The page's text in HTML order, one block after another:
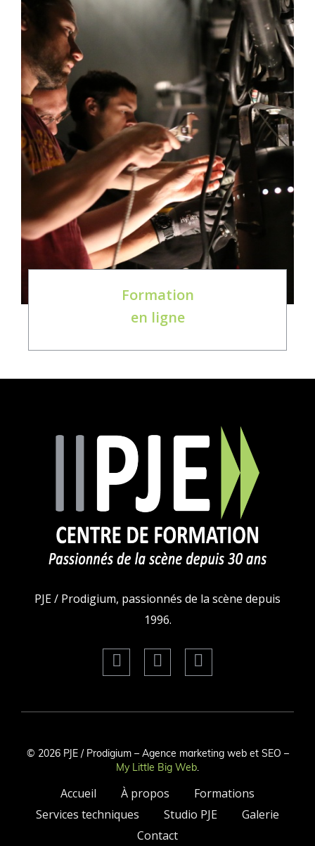
Formation
en ligne
PJE / Prodigium, passionnés de la scène depuis
1996.
© 2026 PJE / Prodigium – Agence marketing web et SEO –
My Little Big Web.
Accueil À propos
Formations
Services techniques
Studio PJE
Galerie
Contact